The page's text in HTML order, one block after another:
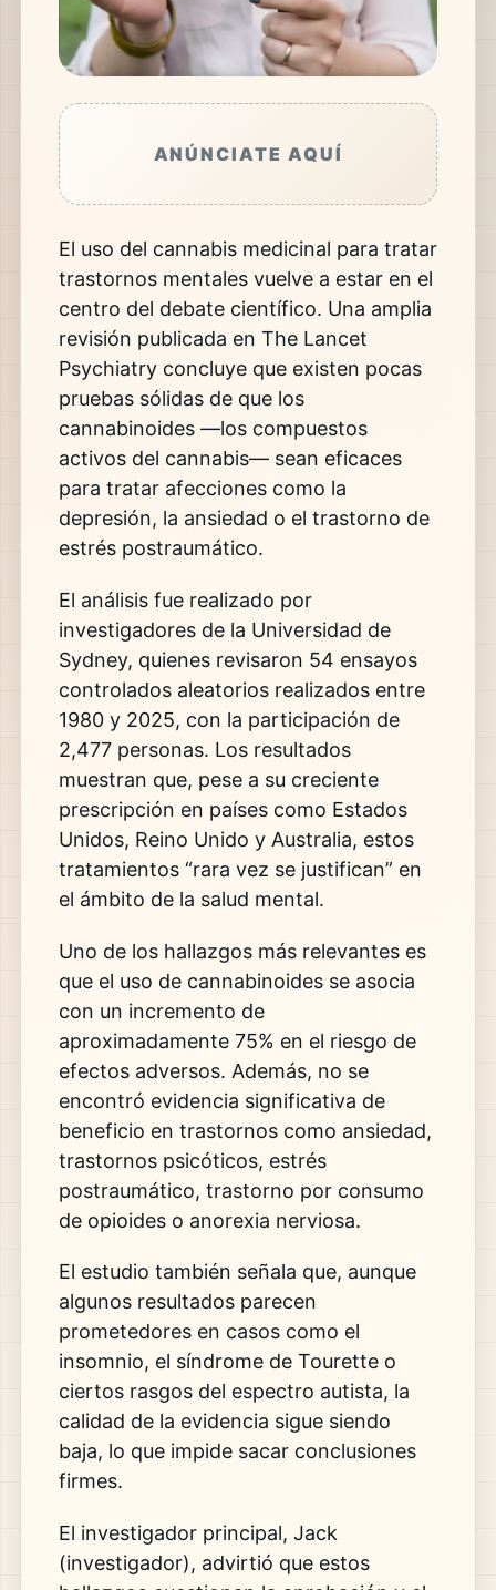
ANÚNCIATE AQUÍ
El uso del cannabis medicinal para tratar
trastornos mentales vuelve a estar en el
centro del debate científico. Una amplia
revisión publicada en The Lancet
Psychiatryconcluye que existen pocas
pruebas sólidas de que los
cannabinoides —los compuestos
activos del cannabis— sean eficaces
para tratar afecciones como la
depresión, la ansiedad o el trastorno de
estrés postraumático.
El análisis fue realizado por
investigadores de la Universidad de
Sydney, quienes revisaron 54 ensayos
controlados aleatorios realizados entre
1980 y 2025, con la participación de
2,477 personas. Los resultados
muestran que, pese a su creciente
prescripción en países como Estados
Unidos, Reino Unido y Australia, estos
tratamientos “rara vez se justifican” en
el ámbito de la salud mental.
Uno de los hallazgos más relevantes es
que el uso de cannabinoides se asocia
con un incremento de
aproximadamente 75% en el riesgo de
efectos adversos. Además, no se
encontró evidencia significativa de
beneficio en trastornos como ansiedad,
trastornos psicóticos, estrés
postraumático, trastorno por consumo
de opioides o anorexia nerviosa.
El estudio también señala que, aunque
algunos resultados parecen
prometedores en casos como el
insomnio, el síndrome de Tourette o
ciertos rasgos del espectro autista, la
calidad de la evidencia sigue siendo
baja, lo que impide sacar conclusiones
firmes.
El investigador principal, Jack
(investigador), advirtió que estos